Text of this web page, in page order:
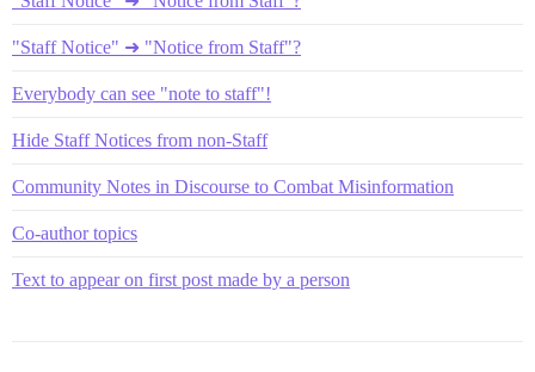
"Staff Notice" ➜ "Notice from Staff"?
Everybody can see "note to staff"!
Hide Staff Notices from non-Staff
Community Notes in Discourse to Combat Misinformation
Co-author topics
Text to appear on first post made by a person